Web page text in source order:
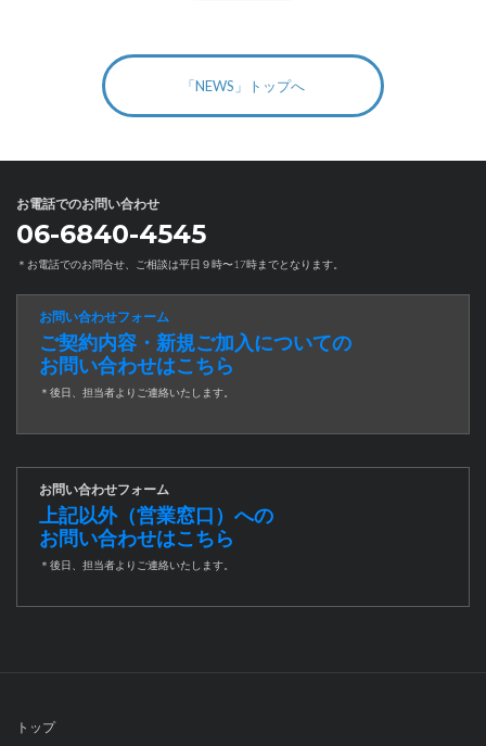
「NEWS」トップへ
お電話でのお問い合わせ
06-6840-4545
＊お電話でのお問合せ、ご相談は平日９時〜17時までとなります。
お問い合わせフォーム
ご契約内容・新規ご加入についての
お問い合わせはこちら
＊後日、担当者よりご連絡いたします。
お問い合わせフォーム
上記以外（営業窓口）への
お問い合わせはこちら
＊後日、担当者よりご連絡いたします。
トップ